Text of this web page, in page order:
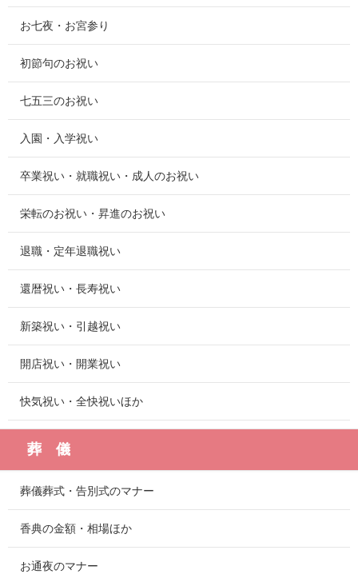
お七夜・お宮参り
初節句のお祝い
七五三のお祝い
入園・入学祝い
卒業祝い・就職祝い・成人のお祝い
栄転のお祝い・昇進のお祝い
退職・定年退職祝い
還暦祝い・長寿祝い
新築祝い・引越祝い
開店祝い・開業祝い
快気祝い・全快祝いほか
葬 儀
葬儀葬式・告別式のマナー
香典の金額・相場ほか
お通夜のマナー